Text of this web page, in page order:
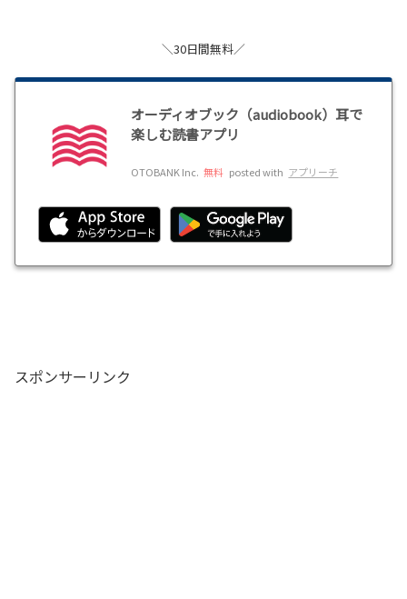
＼30日間無料／
オーディオブック（audiobook）耳で
楽しむ読書アプリ
OTOBANK Inc. 無料 posted with アプリーチ
スポンサーリンク